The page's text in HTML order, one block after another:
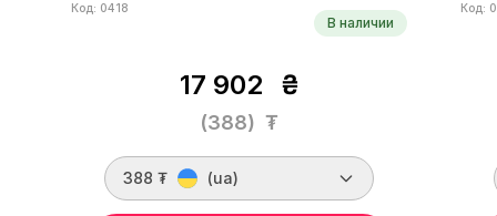
Код: 0418
В наличии
17 902 ₴
(388) ₮
388 ₮ (ua)
Код: